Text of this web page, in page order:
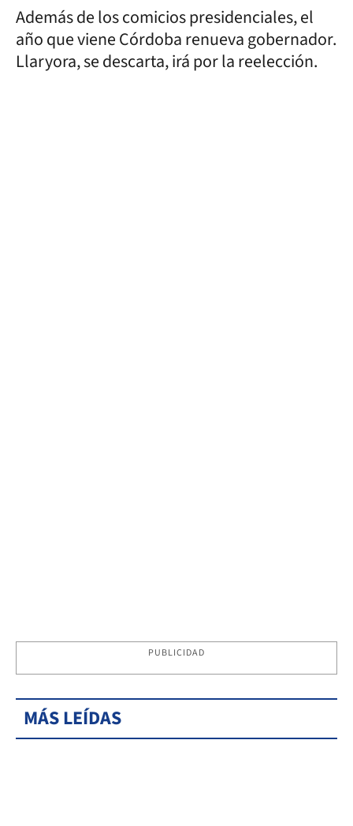
Además de los comicios presidenciales, el
año que viene Córdoba renueva gobernador.
Llaryora, se descarta, irá por la reelección.
PUBLICIDAD
MÁS LEÍDAS